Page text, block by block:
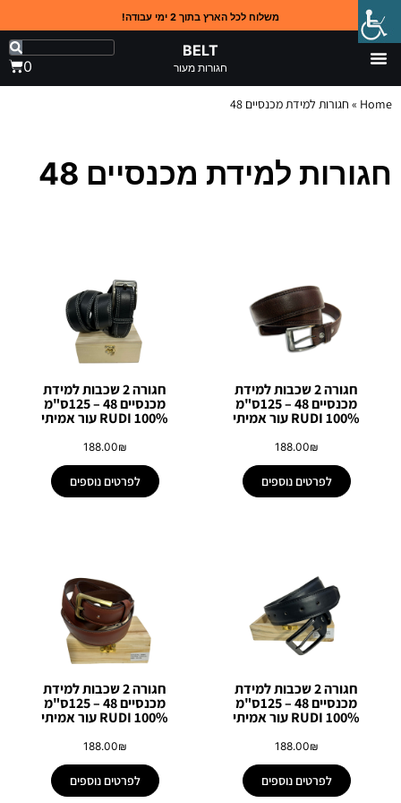
משלוח לכל הארץ בתוך 2 ימי עבודה!
BELT
חגורות מעור 0
Home
» חגורות למידת מכנסיים 48
חגורות למידת מכנסיים 48
חגורה 2 שכבות למידת
מכנסיים 48 – 125ס"מ
RUDI 100% עור אמיתי
188.00₪
לפרטים נוספים
חגורה 2 שכבות למידת
מכנסיים 48 – 125ס"מ
RUDI 100% עור אמיתי
188.00₪
לפרטים נוספים
חגורה 2 שכבות למידת
מכנסיים 48 – 125ס"מ
RUDI 100% עור אמיתי
188.00₪
לפרטים נוספים
חגורה 2 שכבות למידת
מכנסיים 48 – 125ס"מ
RUDI 100% עור אמיתי
188.00₪
לפרטים נוספים